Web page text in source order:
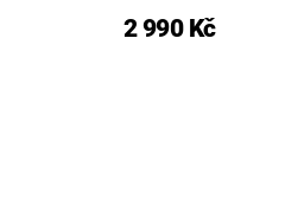
2 990 Kč